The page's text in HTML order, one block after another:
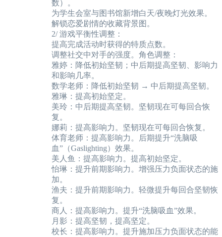
数）。
为学生会室与图书馆新增白天/夜晚灯光效果。
解锁恋爱剧情的收藏背景图。
2/ 游戏平衡性调整：
提高完成活动时获得的特质点数。
调整社交中对手的强度。角色调整：
雅婷：降低初始坚韧；中后期提高坚韧、影响力
和影响几率。
数学老师：降低初始坚韧 → 中后期提高坚韧。
雅琳：提高初始坚定。
美玲：中后期提高坚韧。坚韧现在可每回合恢
复。
娜莉：提高影响力。坚韧现在可每回合恢复。
体育老师：提高影响力。后期提升“洗脑吸
血”（Gaslighting）效果。
美人鱼：提高影响力。提高初始坚定。
怡琳：提升前期影响力。增强压力负面状态的施
加。
渔夫：提升前期影响力。轻微提升每回合坚韧恢
复。
商人：提高影响力。提升“洗脑吸血”效果。
月影：提高坚韧，提高坚定。
校长：提高影响力。提升施加压力负面状态的能